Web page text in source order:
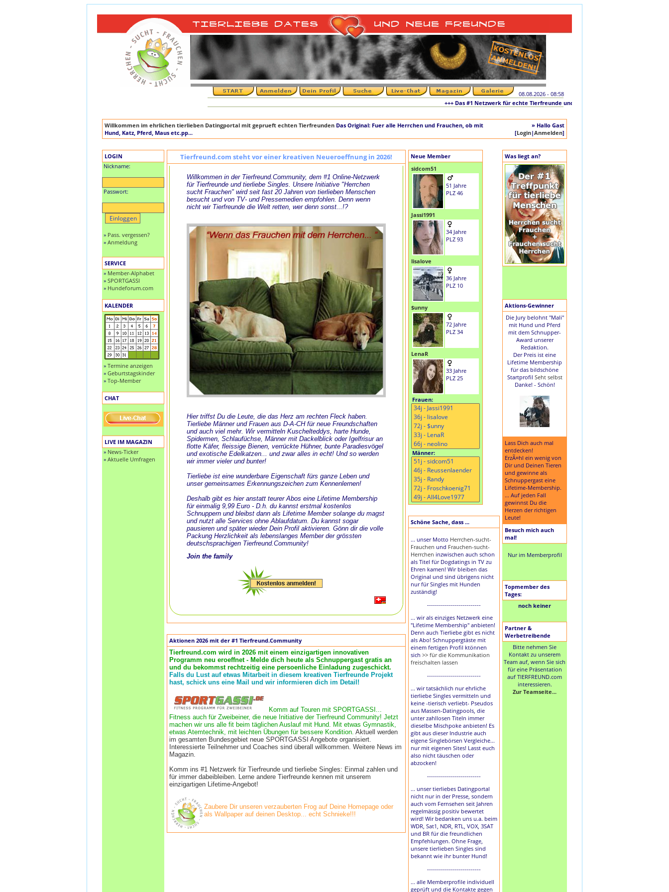
08.08.2026 - 08:58
+++ Das #1 Netzwerk für echte Tierfreunde und tierliebe Singles +++ Die originale
Willkommen im ehrlichen tierlieben Datingportal mit geprueft echten Tierfreunden Das Original: Fuer alle Herrchen und Frauchen, ob mit
Hund, Katz, Pferd, Maus etc.pp...
» Hallo Gast
[Login|Anmelden]
LOGIN
Nickname:
Passwort:
» Pass. vergessen?
» Anmeldung
SERVICE
» Member-Alphabet
» SPORTGASSI
» Hundeforum.com
KALENDER
» Termine anzeigen
» Geburtstagskinder
» Top-Member
CHAT
LIVE IM MAGAZIN
» News-Ticker
» Aktuelle Umfragen
Tierfreund.com steht vor einer kreativen Neueroeffnung in 2026!
Willkommen in der Tierfreund.Community, dem #1 Online-Netzwerk
für Tierfreunde und tierliebe Singles. Unsere Initiative "Herrchen
sucht Frauchen" wird seit fast 20 Jahren von tierlieben Menschen
besucht und von TV- und Pressemedien empfohlen. Denn wenn
nicht wir Tierfreunde die Welt retten, wer denn sonst...!?
Hier triffst Du die Leute, die das Herz am rechten Fleck haben.
Tierliebe Männer und Frauen aus D-A-CH für neue Freundschaften
und auch viel mehr. Wir vermitteln Kuschelteddys, harte Hunde,
Spidermen, Schlaufüchse, Männer mit Dackelblick oder Igelfrisur an
flotte Käfer, fleissige Bienen, verrückte Hühner, bunte Paradiesvögel
und exotische Edelkatzen... und zwar alles in echt! Und so werden
wir immer vieler und bunter!
Tierliebe ist eine wunderbare Eigenschaft fürs ganze Leben und
unser gemeinsames Erkennungszeichen zum Kennenlernen!
Deshalb gibt es hier anstatt teurer Abos eine Lifetime Membership
für einmalig 9,99 Euro - D.h. du kannst erstmal kostenlos
Schnuppern und bleibst dann als Lifetime Member solange du magst
und nutzt alle Services ohne Ablaufdatum. Du kannst sogar
pausieren und später wieder Dein Profil aktivieren. Gönn dir die volle
Packung Herzlichkeit als lebenslanges Member der grössten
deutschsprachigen Tierfreund.Community!
Join the family
Aktionen 2026 mit der #1 Tierfreund.Community
Tierfreund.com wird in 2026 mit einem einzigartigen innovativen
Programm neu eroeffnet - Melde dich heute als Schnuppergast gratis an
und du bekommst rechtzeitig eine persoenliche Einladung zugeschickt.
Falls du Lust auf etwas Mitarbeit in diesem kreativen Tierfreunde Projekt
hast, schick uns eine Mail und wir informieren dich im Detail!
Komm auf Touren mit SPORTGASSI...
Fitness auch für Zweibeiner, die neue Initiative der Tierfreund Community! Jetzt
machen wir uns alle fit beim täglichen Auslauf mit Hund. Mit etwas Gymnastik,
etwas Atemtechnik, mit leichten Übungen für bessere Kondition. Aktuell werden
im gesamten Bundesgebiet neue SPORTGASSI Angebote organisiert.
Interessierte Teilnehmer und Coaches sind überall willkommen. Weitere News im
Magazin.
Komm ins #1 Netzwerk für Tierfreunde und tierliebe Singles: Einmal zahlen und
für immer dabeibleiben. Lerne andere Tierfreunde kennen mit unserem
einzigartigen Lifetime-Angebot!
Zaubere Dir unseren verzauberten Frog auf Deine Homepage oder
als Wallpaper auf deinen Desktop... echt Schnieke!!!
Neue Member
sidcom51
51 Jahre
PLZ 46
Jassi1991
34 Jahre
PLZ 93
lisalove
36 Jahre
PLZ 10
$unny
72 Jahre
PLZ 34
LenaR
33 Jahre
PLZ 25
Frauen:
Männer:
Schöne Sache, dass ...
... unser Motto Herrchen-sucht-
Frauchen und Frauchen-sucht-
Herrchen inzwischen auch schon
als Titel für Dogdatings in TV zu
Ehren kamen! Wir bleiben das
Original und sind übrigens nicht
nur für Singles mit Hunden
zuständig!
---------------------------
... wir als einziges Netzwerk eine
"Lifetime Membership" anbieten!
Denn auch Tierliebe gibt es nicht
als Abo! Schnuppergtäste mit
einem fertigen Profil ktönnen
sich >> für die Kommunikation
freischalten lassen
---------------------------
... wir tatsächlich nur ehrliche
tierliebe Singles vermitteln und
keine -tierisch verliebt- Pseudos
aus Massen-Datingpools, die
unter zahllosen Titeln immer
dieselbe Mischpoke anbieten! Es
gibt aus dieser Industrie auch
eigene Singlebörsen Vergleiche...
nur mit eigenen Sites! Lasst euch
also nicht täuschen oder
abzocken!
---------------------------
... unser tierliebes Datingportal
nicht nur in der Presse, sondern
auch vom Fernsehen seit Jahren
regelmässig positiv bewertet
wird! Wir bedanken uns u.a. beim
WDR, Sat1, NDR, RTL, VOX, 3SAT
und BR für die freundlichen
Empfehlungen. Ohne Frage,
unsere tierlieben Singles sind
bekannt wie ihr bunter Hund!
---------------------------
... alle Memberprofile individuell
geprüft und die Kontakte gegen
Was liegt an?
Aktions-Gewinner
Die Jury belohnt "Mali"
mit Hund und Pferd
mit dem Schnupper-
Award unserer
Redaktion.
Der Preis ist eine
Lifetime Membership
für das bildschöne
Startprofil Seht selbst
Danke! - Schön!
Lass Dich auch mal
entdecken!
ErzÃ¤hl ein wenig von
Dir und Deinen Tieren
und gewinne als
Schnuppergast eine
Lifetime-Membership.
... Auf jeden Fall
gewinnst Du die
Herzen der richtigen
Leute!
Besuch mich auch
mal!
Nur im Memberprofil
Topmember des
Tages:
noch keiner
Partner &
Werbetreibende
Bitte nehmen Sie
Kontakt zu unserem
Team auf, wenn Sie sich
für eine Präsentation
auf TIERFREUND.com
interessieren.
Zur Teamseite...